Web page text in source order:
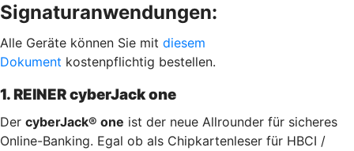
Signaturanwendungen:
Alle Geräte können Sie mit diesem
Dokument kostenpflichtig bestellen.
1. REINER cyberJack one
Der cyberJack® one ist der neue Allrounder für sicheres
Online-Banking. Egal ob als Chipkartenleser für HBCI /